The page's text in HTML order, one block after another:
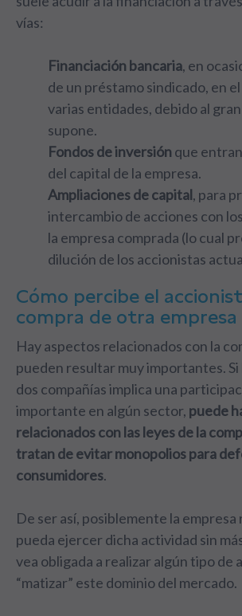
vías:
Financiación bancaria, en
de un préstamo sindicado, en
varias entidades, debido al
supone.
Fondos de inversión que
del capital de la empresa.
Ampliaciones de capital, para
intercambio de acciones con
la empresa comprada (lo cual
dilución de los accionistas
Cómo percibe el
compra de otra empresa
Hay aspectos relacionados con la
pueden resultar muy importantes. Si
dos compañías implica una
importante en algún sector, puede
relacionados con las leyes de la
tratan de evitar monopolios para
consumidores.
De ser así, posiblemente la
pueda ejercer dicha actividad sin
vea obligada a realizar algún tipo de
“matizar” este dominio del mercado.